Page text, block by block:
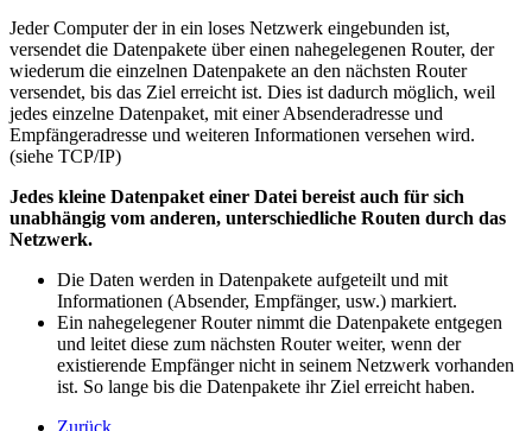
Jeder Computer der in ein loses Netzwerk eingebunden ist,
versendet die Datenpakete über einen nahegelegenen Router, der
wiederum die einzelnen Datenpakete an den nächsten Router
versendet, bis das Ziel erreicht ist. Dies ist dadurch möglich, weil
jedes einzelne Datenpaket, mit einer Absenderadresse und
Empfängeradresse und weiteren Informationen versehen wird.
(siehe TCP/IP)
Jedes kleine Datenpaket einer Datei bereist auch für sich
unabhängig vom anderen, unterschiedliche Routen durch das
Netzwerk.
Die Daten werden in Datenpakete aufgeteilt und mit
Informationen (Absender, Empfänger, usw.) markiert.
Ein nahegelegener Router nimmt die Datenpakete entgegen
und leitet diese zum nächsten Router weiter, wenn der
existierende Empfänger nicht in seinem Netzwerk vorhanden
ist. So lange bis die Datenpakete ihr Ziel erreicht haben.